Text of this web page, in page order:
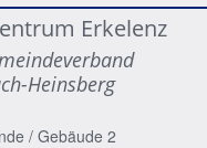
Erkelenz
Heinsberg
/ Gebäude 2